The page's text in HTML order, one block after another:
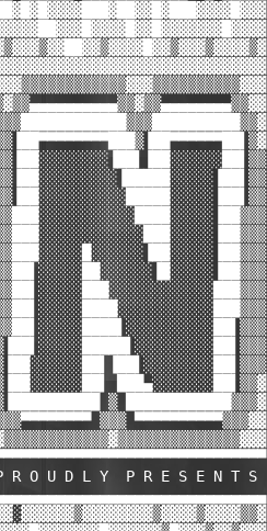
███▄░░░░░░░██▌▒▒▓
▒ ████████████▒▒▒▓
▒▒▒ ▀▀▀▀▀▀▀▀▀▀▒▒▒▓▓
P R O U D L Y  P R E S E N T S